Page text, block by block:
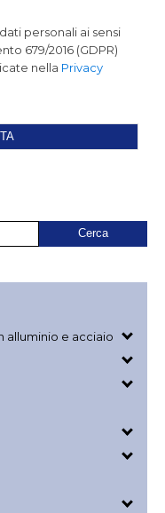
alluminio e acciaio
personali ai sensi
679/2016 (GDPR)
nella Privacy